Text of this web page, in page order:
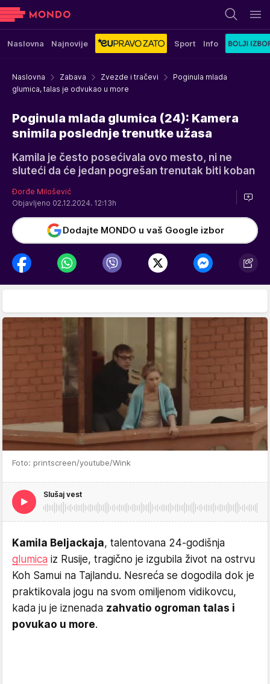
Naslovna Najnovije Sport Info
Naslovna Zabava Zvezde i tračevi
Poginula mlada
glumica, talas je odvukao u more
Poginula mlada glumica (24): Kamera
snimila poslednje trenutke užasa
Kamila je često posećivala ovo mesto, ni ne
sluteći da će jedan pogrešan trenutak biti koban
Đorđe Milošević
Objavljeno 02.12.2024. 12:13h
Dodajte MONDO u vaš Google izbor
Foto: printscreen/youtube/Wink
Slušaj vest
Kamila Beljackaja, talentovana 24-godišnja
glumica iz Rusije, tragično je izgubila život na ostrvu
Koh Samui na Tajlandu. Nesreća se dogodila dok je
praktikovala jogu na svom omiljenom vidikovcu,
kada ju je iznenada zahvatio ogroman talas i
povukao u more.